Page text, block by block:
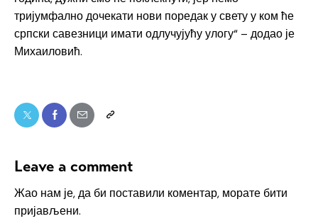
тријумфално дочекати нови поредак у свету у ком ће
српски савезници имати одлучујућу улогу“ – додао је
Михаиловић.
Leave a comment
Жао нам је, да би поставили коментар, морате бити
пријављени.